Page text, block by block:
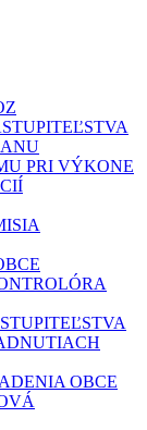
PRI VÝKONE
OBCE